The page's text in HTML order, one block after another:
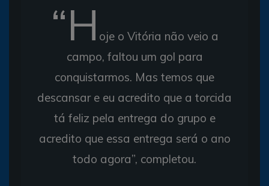
“H oje o Vitória não veio a
campo, faltou um gol para
conquistarmos. Mas temos que
descansar e eu acredito que a torcida
tá feliz pela entrega do grupo e
acredito que essa entrega será o ano
todo agora”, completou.